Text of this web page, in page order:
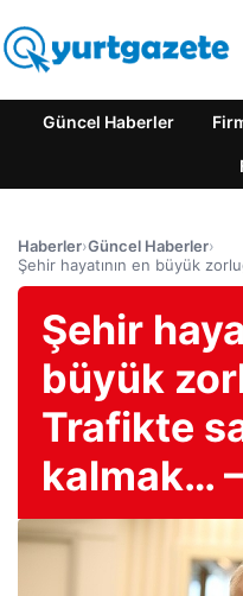
Güncel Haberler
Haberler›Güncel Haberler›
Şehir hayatının en büyük
Şehir
büyük
Trafikte
kalmak…